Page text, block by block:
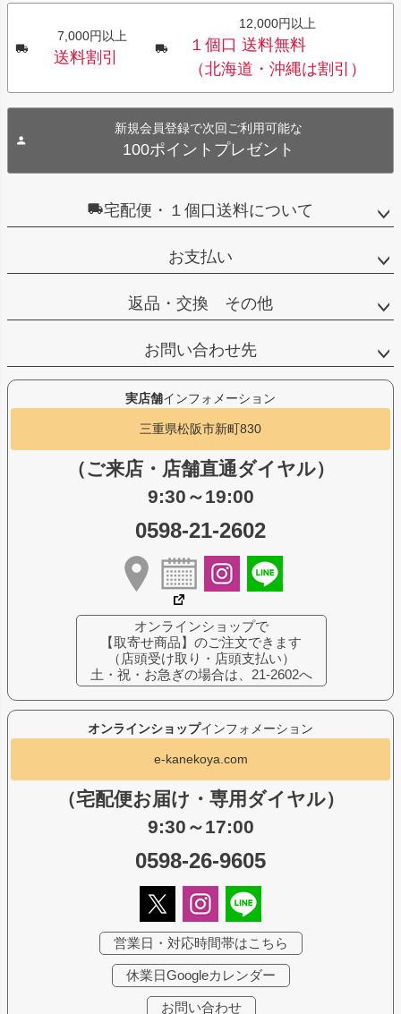
7,000円以上
送料割引
12,000円以上
１個口 送料無料
（北海道・沖縄は割引）
新規会員登録で次回ご利用可能な
100ポイントプレゼント
宅配便・１個口送料について
お支払い
返品・交換 その他
お問い合わせ先
オンラインショップインフォメーション
e-kanekoya.com
（宅配便お届け・専用ダイヤル）
9:30～17:00
0598-26-9605
営業日・対応時間帯はこちら
休業日Googleカレンダー
お問い合わせ
実店舗インフォメーション
三重県松阪市新町830
（ご来店・店舗直通ダイヤル）
9:30～19:00
0598-21-2602
オンラインショップで
【取寄せ商品】のご注文できます
（店頭受け取り・店頭支払い）
土・祝・お急ぎの場合は、21-2602へ